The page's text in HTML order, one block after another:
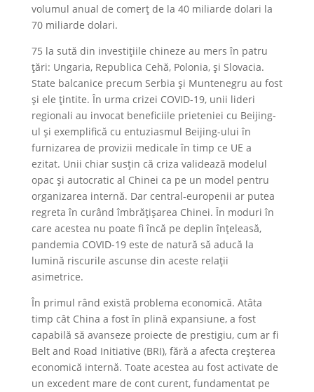
volumul anual de comerț de la 40 miliarde dolari la
70 miliarde dolari.
75 la sută din investițiile chineze au mers în patru
țări: Ungaria, Republica Cehă, Polonia, și Slovacia.
State balcanice precum Serbia și Muntenegru au fost
și ele țintite. În urma crizei COVID-19, unii lideri
regionali au invocat beneficiile prieteniei cu Beijing-
ul și exemplifică cu entuziasmul Beijing-ului în
furnizarea de provizii medicale în timp ce UE a
ezitat. Unii chiar susțin că criza validează modelul
opac și autocratic al Chinei ca pe un model pentru
organizarea internă. Dar central-europenii ar putea
regreta în curând îmbrățișarea Chinei. În moduri în
care acestea nu poate fi încă pe deplin înțeleasă,
pandemia COVID-19 este de natură să aducă la
lumină riscurile ascunse din aceste relații
asimetrice.
În primul rând există problema economică. Atâta
timp cât China a fost în plină expansiune, a fost
capabilă să avanseze proiecte de prestigiu, cum ar fi
Belt and Road Initiative (BRI), fără a afecta creșterea
economică internă. Toate acestea au fost activate de
un excedent mare de cont curent, fundamentat pe